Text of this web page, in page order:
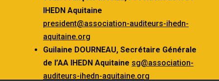
IHEDN Aquitaine
president@association-auditeurs-ihedn-
aquitaine.org
Guilaine DOURNEAU, Secrétaire Générale
de l’AA IHEDN Aquitaine sg@association-
auditeurs-ihedn-aquitaine.org